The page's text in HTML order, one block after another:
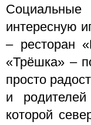
интересную
– ресторан
«Трёшка» –
просто
и
которой